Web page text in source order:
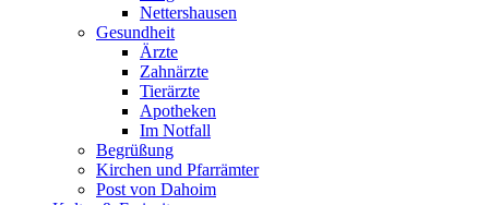
Nettershausen
Gesundheit
Ärzte
Zahnärzte
Tierärzte
Apotheken
Im Notfall
Begrüßung
Kirchen und Pfarrämter
Post von Dahoim